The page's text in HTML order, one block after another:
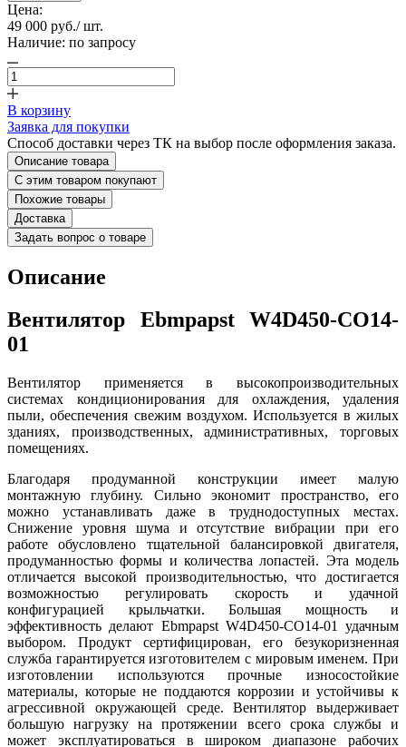
Цена:
49 000 руб./ шт.
Наличие: по запросу
В корзину
Заявка для покупки
Способ доставки через ТК на выбор после оформления заказа.
Описание товара
С этим товаром покупают
Похожие товары
Доставка
Задать вопрос о товаре
Описание
Вентилятор Ebmpapst W4D450-CO14-
01
Вентилятор применяется в высокопроизводительных
системах кондиционирования для охлаждения, удаления
пыли, обеспечения свежим воздухом. Используется в жилых
зданиях, производственных, административных, торговых
помещениях.
Благодаря продуманной конструкции имеет малую
монтажную глубину. Сильно экономит пространство, его
можно устанавливать даже в труднодоступных местах.
Снижение уровня шума и отсутствие вибрации при его
работе обусловлено тщательной балансировкой двигателя,
продуманностью формы и количества лопастей. Эта модель
отличается высокой производительностью, что достигается
возможностью регулировать скорость и удачной
конфигурацией крыльчатки. Большая мощность и
эффективность делают Ebmpapst W4D450-CO14-01 удачным
выбором. Продукт сертифицирован, его безукоризненная
служба гарантируется изготовителем с мировым именем. При
изготовлении используются прочные износостойкие
материалы, которые не поддаются коррозии и устойчивы к
агрессивной окружающей среде. Вентилятор выдерживает
большую нагрузку на протяжении всего срока службы и
может эксплуатироваться в широком диапазоне рабочих